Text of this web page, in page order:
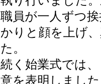
職員が一人ずつ
かりと顔を上げ
た。
続く始業式では
意を表明しまし